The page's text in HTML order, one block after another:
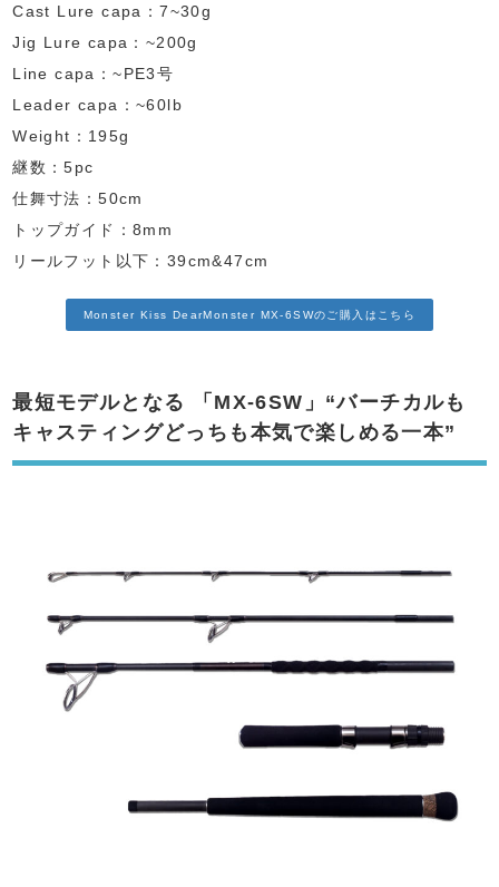
Cast Lure capa：7~30g
Jig Lure capa：~200g
Line capa：~PE3号
Leader capa：~60lb
Weight：195g
継数：5pc
仕舞寸法：50cm
トップガイド：8mm
リールフット以下：39cm&47cm
Monster Kiss DearMonster MX-6SWのご購入はこちら
最短モデルとなる
「MX-6SW」“バーチカルも
キャスティングどっちも本気で楽しめる一本”